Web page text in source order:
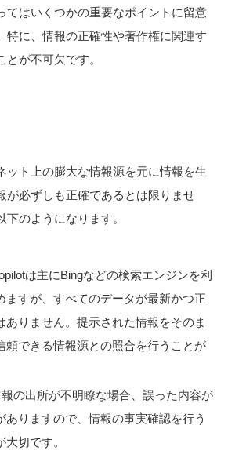
てはいくつかの重要なポイントに留意
特に、情報の正確性や著作権に関連す
が不可欠です。
ット上の膨大な情報源を元に情報を生
が必ずしも正確であるとは限りませ
のようになります。
は主にBingなどの検索エンジンを利
ますが、すべてのデータが最新かつ正
ありません。提示された情報をそのま
頼できる情報源との照合を行うことが
の出所が不明瞭な場合、誤った内容が
ありますので、情報の事実確認を行う
切です。